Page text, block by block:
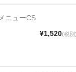
ニューCS
¥1,520(税別)